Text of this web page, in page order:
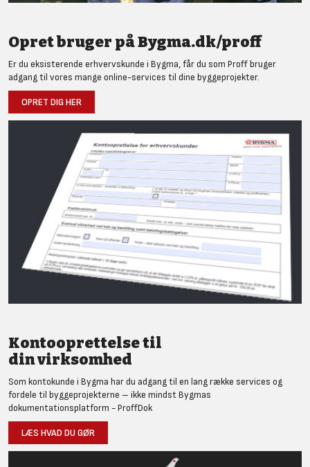
Opret bruger på Bygma.dk/proff
Er du eksisterende erhvervskunde i Bygma, får du som Proff bruger
adgang til vores mange online-services til dine byggeprojekter.
OPRET DIG HER
Kontooprettelse til
din virksomhed
Som kontokunde i Bygma har du adgang til en lang række services og
fordele til byggeprojekterne – ikke mindst Bygmas
dokumentationsplatform - ProffDok
LÆS HVAD DU GØR